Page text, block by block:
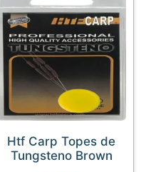
Htf Carp Topes de
Tungsteno Brown